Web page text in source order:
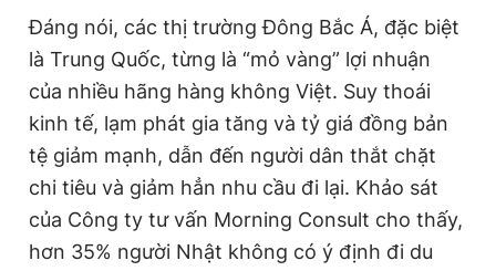
Đáng nói, các thị trường Đông Bắc Á, đặc biệt
là Trung Quốc, từng là “mỏ vàng” lợi nhuận
của nhiều hãng hàng không Việt. Suy thoái
kinh tế, lạm phát gia tăng và tỷ giá đồng bản
tệ giảm mạnh, dẫn đến người dân thắt chặt
chi tiêu và giảm hẳn nhu cầu đi lại. Khảo sát
của Công ty tư vấn Morning Consult cho thấy,
hơn 35% người Nhật không có ý định đi du